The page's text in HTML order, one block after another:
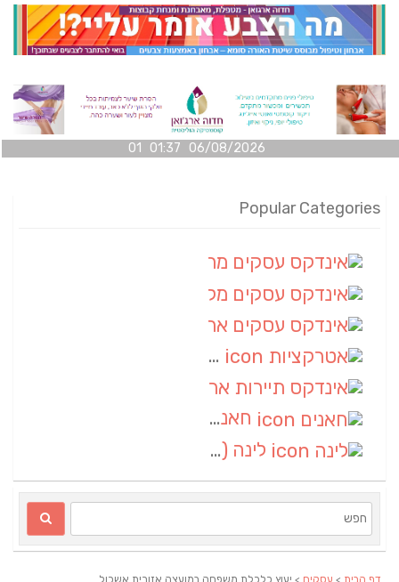
06/08/2026 01:37 01
Popular Categories
אטרקציות
חאנים
לינה (1)
דף הבית > עסקים > יעוץ כלכלת משפחה במועצה אזורית אשכול